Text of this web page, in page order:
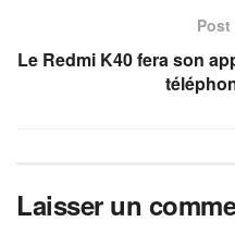
Le Redmi K40 fera son
Laisser un